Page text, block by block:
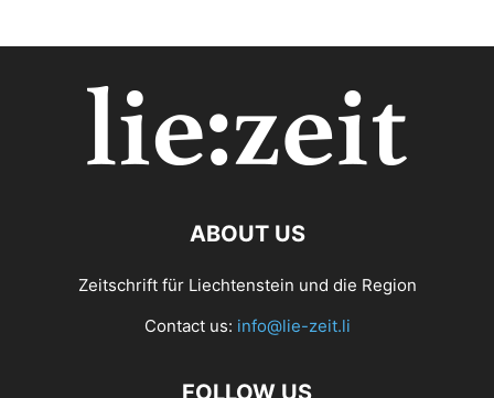
ABOUT US
Zeitschrift für Liechtenstein und die Region
Contact us: info@lie-zeit.li
FOLLOW US